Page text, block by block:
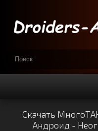
Скачать
Андроид -